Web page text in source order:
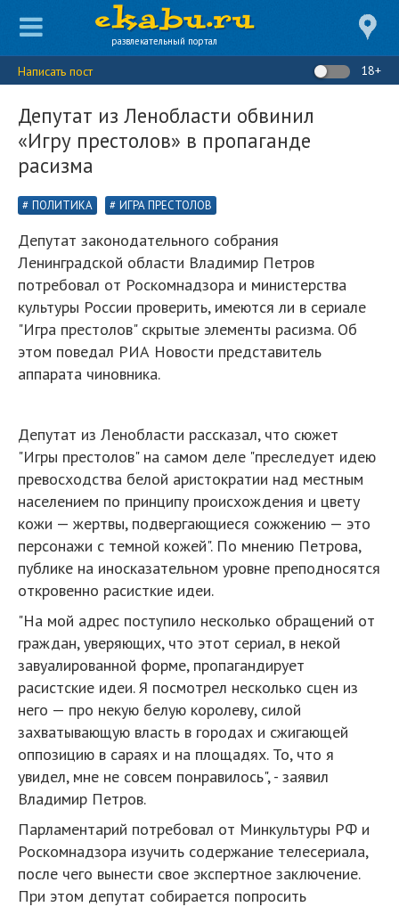
развлекательный портал
Написать пост 18+
Депутат из Ленобласти обвинил
«Игру престолов» в пропаганде
расизма
ПОЛИТИКА ИГРА ПРЕСТОЛОВ
Депутат законодательного собрания
Ленинградской области Владимир Петров
потребовал от Роскомнадзора и министерства
культуры России проверить, имеются ли в сериале
"Игра престолов" скрытые элементы расизма. Об
этом поведал РИА Новости представитель
аппарата чиновника.
Депутат из Ленобласти рассказал, что сюжет
"Игры престолов" на самом деле "преследует идею
превосходства белой аристократии над местным
населением по принципу происхождения и цвету
кожи — жертвы, подвергающиеся сожжению — это
персонажи с темной кожей". По мнению Петрова,
публике на иносказательном уровне преподносятся
откровенно расисткие идеи.
"На мой адрес поступило несколько обращений от
граждан, уверяющих, что этот сериал, в некой
завуалированной форме, пропагандирует
расистские идеи. Я посмотрел несколько сцен из
него — про некую белую королеву, силой
захватывающую власть в городах и сжигающей
оппозицию в сараях и на площадях. То, что я
увидел, мне не совсем понравилось", - заявил
Владимир Петров.
Парламентарий потребовал от Минкультуры РФ и
Роскомнадзора изучить содержание телесериала,
после чего вынести свое экспертное заключение.
При этом депутат собирается попросить